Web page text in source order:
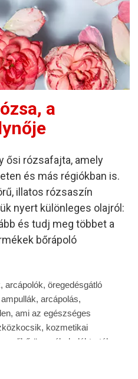
a
ősi rózsafajta, amely
és más régiókban is.
illatos rózsaszín
nyert különleges olajról:
és tudj meg többet a
bőrápoló
arcápolók, öregedésgátló
arcápolás,
ami az egészséges
kozmetikai
székek, lábtartók,
fényterápiás eszközök,